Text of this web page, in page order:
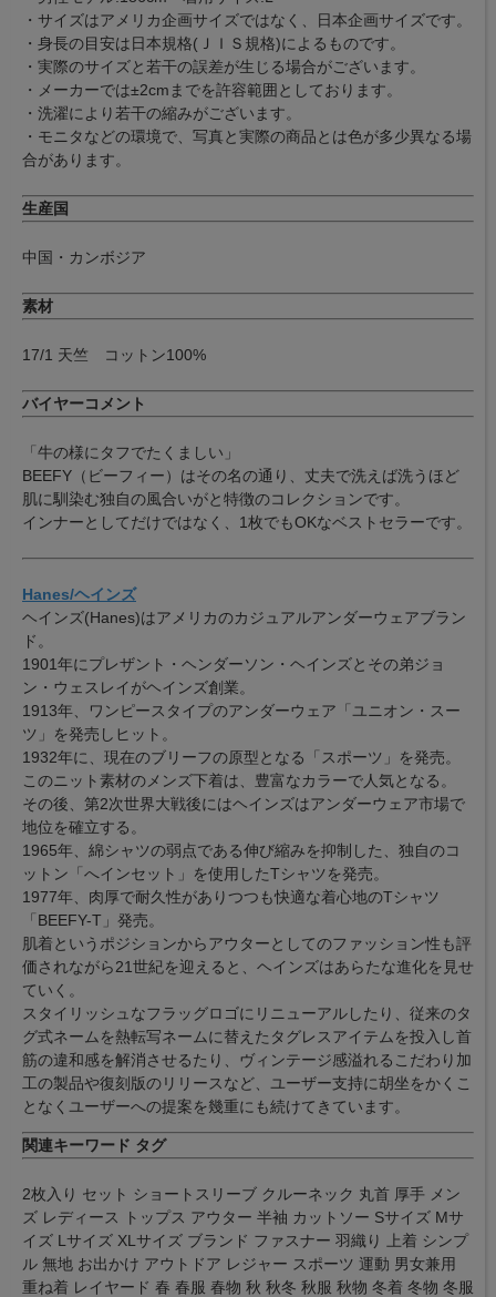
・サイズはアメリカ企画サイズではなく、日本企画サイズです。
・身長の目安は日本規格(ＪＩＳ規格)によるものです。
・実際のサイズと若干の誤差が生じる場合がございます。
・メーカーでは±2cmまでを許容範囲としております。
・洗濯により若干の縮みがございます。
・モニタなどの環境で、写真と実際の商品とは色が多少異なる場
合があります。
生産国
中国・カンボジア
素材
17/1 天竺 コットン100%
バイヤーコメント
「牛の様にタフでたくましい」
BEEFY（ビーフィー）はその名の通り、丈夫で洗えば洗うほど
肌に馴染む独自の風合いがと特徴のコレクションです。
インナーとしてだけではなく、1枚でもOKなベストセラーです。
Hanes/ヘインズ
ヘインズ(Hanes)はアメリカのカジュアルアンダーウェアブラン
ド。
1901年にプレザント・ヘンダーソン・ヘインズとその弟ジョ
ン・ウェスレイがヘインズ創業。
1913年、ワンピースタイプのアンダーウェア「ユニオン・スー
ツ」を発売しヒット。
1932年に、現在のブリーフの原型となる「スポーツ」を発売。
このニット素材のメンズ下着は、豊富なカラーで人気となる。
その後、第2次世界大戦後にはヘインズはアンダーウェア市場で
地位を確立する。
1965年、綿シャツの弱点である伸び縮みを抑制した、独自のコ
ットン「へインセット」を使用したTシャツを発売。
1977年、肉厚で耐久性がありつつも快適な着心地のTシャツ
「BEEFY-T」発売。
肌着というポジションからアウターとしてのファッション性も評
価されながら21世紀を迎えると、ヘインズはあらたな進化を見せ
ていく。
スタイリッシュなフラッグロゴにリニューアルしたり、従来のタ
グ式ネームを熱転写ネームに替えたタグレスアイテムを投入し首
筋の違和感を解消させるたり、ヴィンテージ感溢れるこだわり加
工の製品や復刻版のリリースなど、ユーザー支持に胡坐をかくこ
となくユーザーへの提案を幾重にも続けてきています。
関連キーワード タグ
2枚入り セット ショートスリーブ クルーネック 丸首 厚手 メン
ズ レディース トップス アウター 半袖 カットソー Sサイズ Mサ
イズ Lサイズ XLサイズ ブランド ファスナー 羽織り 上着 シンプ
ル 無地 お出かけ アウトドア レジャー スポーツ 運動 男女兼用
重ね着 レイヤード 春 春服 春物 秋 秋冬 秋服 秋物 冬着 冬物 冬服